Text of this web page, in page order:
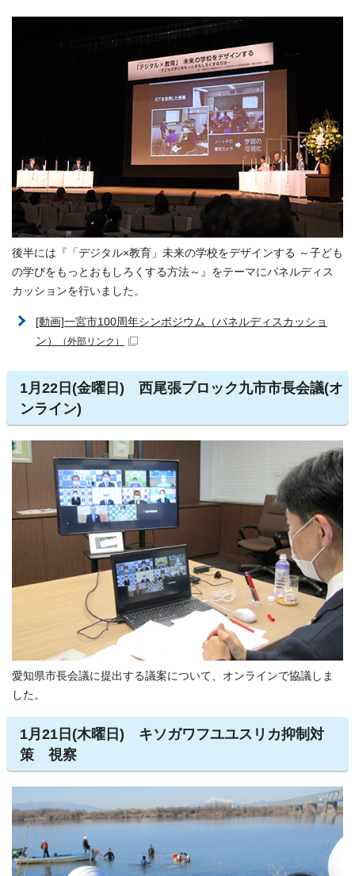
後半には『「デジタル×教育」未来の学校をデザインする ～子ども
の学びをもっとおもしろくする方法～』をテーマにパネルディス
カッションを行いました。
[動画]一宮市100周年シンポジウム（パネルディスカッショ
ン）
（外部リンク）
1月22日(金曜日) 西尾張ブロック九市市長会議(オ
ンライン)
愛知県市長会議に提出する議案について、オンラインで協議しま
した。
1月21日(木曜日) キソガワフユユスリカ抑制対
策 視察